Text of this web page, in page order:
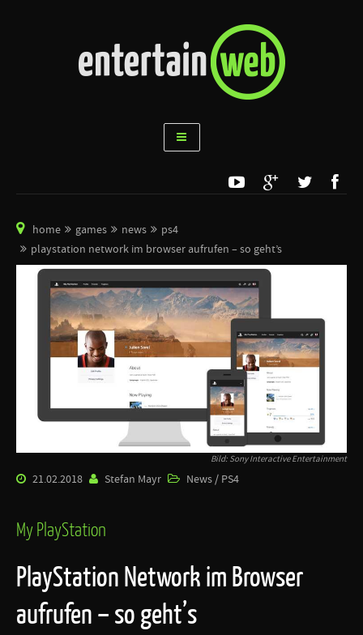
home games news
ps4
playstation network im browser aufrufen – so geht’s
Bild: Sony Interactive Entertainment
21.02.2018 Stefan Mayr News / PS4
My PlayStation
PlayStation Network im Browser
aufrufen – so geht’s